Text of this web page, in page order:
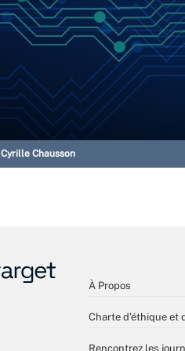
Cyrille Chausson
À Propos
Charte d’éthique et
Rencontrez les